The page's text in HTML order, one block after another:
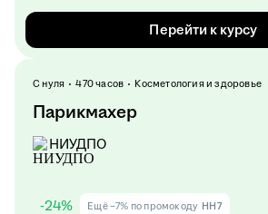
Перейти к курсу
С нуля 470 часов Косметология и здоровье
Парикмахер
НИУДПО
-24% Ещё −7% по промокоду HH7